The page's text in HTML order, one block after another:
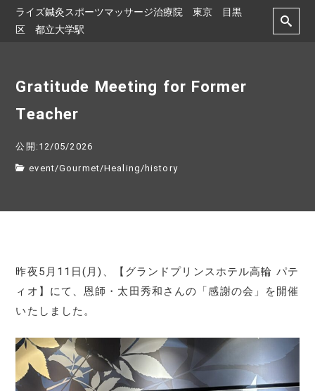
ライズ鍼灸スポーツマッサージ治療院 東京 目黒
区 都立大学駅
Gratitude Meeting for Former
Teacher
公開:12/05/2026
event/Gourmet/Healing / history
昨夜5月11日(月)、【グランドプリンスホテル高輪 パテ
ィオ】にて、恩師・太田秀和さんの「感謝の会」を開催
いたしました。